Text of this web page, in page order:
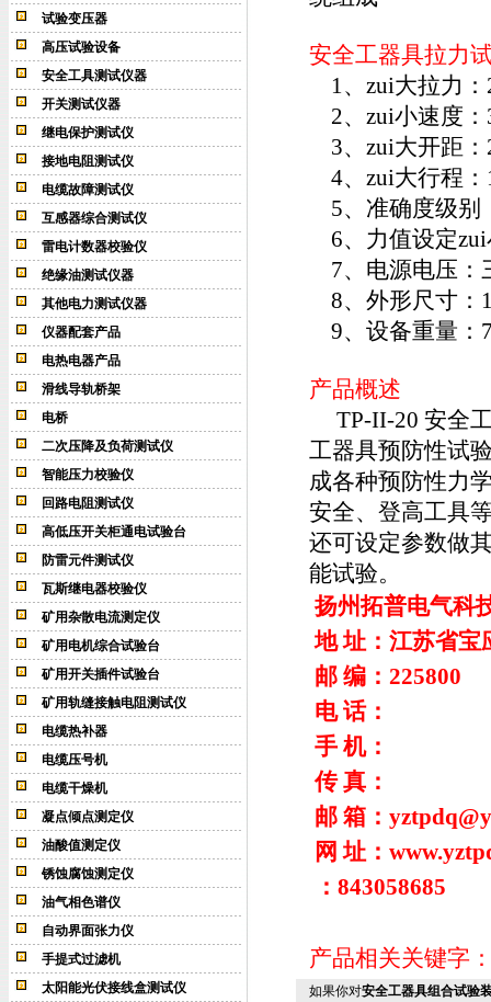
试验变压器
高压试验设备
安全工具测试仪器
开关测试仪器
继电保护测试仪
接地电阻测试仪
电缆故障测试仪
互感器综合测试仪
雷电计数器校验仪
绝缘油测试仪器
其他电力测试仪器
仪器配套产品
电热电器产品
滑线导轨桥架
电桥
二次压降及负荷测试仪
智能压力校验仪
回路电阻测试仪
高低压开关柜通电试验台
防雷元件测试仪
瓦斯继电器校验仪
矿用杂散电流测定仪
矿用电机综合试验台
矿用开关插件试验台
矿用轨缝接触电阻测试仪
电缆热补器
电缆压号机
电缆干燥机
凝点倾点测定仪
油酸值测定仪
锈蚀腐蚀测定仪
油气相色谱仪
自动界面张力仪
手提式过滤机
太阳能光伏接线盒测试仪
安全工器具拉力
1、zui大拉力：
2、zui小速度：
3、zui大开距：
4、zui大行程：
5、准确度级别
6、力值设定zui
7、电源电压：
8、外形尺寸：
9、设备重量：
产品概述
TP-II-20 安全
工器具预防性试
成各种预防性力
安全、登高工具
还可设定参数做
能试验。
扬州拓普电气科
地 址：江苏省宝
邮 编： 225800
电 话：
手 机：
传 真：
邮 箱：
网 址：
：843058685
产品相关关键字
如果你对安全工器具组合试验